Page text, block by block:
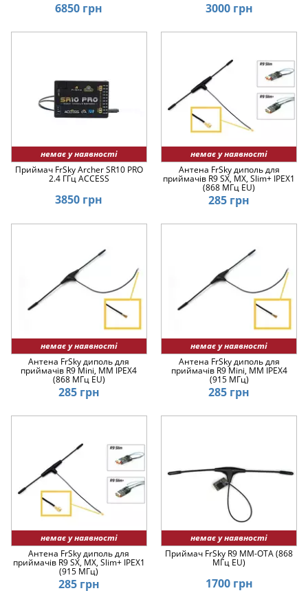
6850 грн 3000 грн
немає у наявності
Приймач FrSky Archer SR10 PRO
2.4 ГГц ACCESS
3850 грн
немає у наявності
Антена FrSky диполь для
приймачів R9 SX, MX, Slim+ IPEX1
(868 МГц EU)
285 грн
немає у наявності
Антена FrSky диполь для
приймачів R9 Mini, MM IPEX4
(868 МГц EU)
285 грн
немає у наявності
Антена FrSky диполь для
приймачів R9 Mini, MM IPEX4
(915 МГц)
285 грн
немає у наявності
Антена FrSky диполь для
приймачів R9 SX, MX, Slim+ IPEX1
(915 МГц)
285 грн
немає у наявності
Приймач FrSky R9 MM-OTA (868
МГц EU)
1700 грн